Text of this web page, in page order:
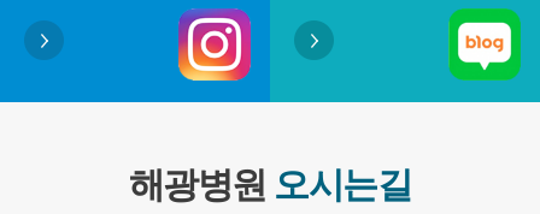
함께 모여 같은 아픔을 가진 가족
들과 따뜻한 공감을 나누었고서
로에게 힘이 되어주는 시간을 가
과 프로그램을 지속적으로 마련
하겠습니다.바쁘신 가운데 참석
을 느낄 수 있었습니다.그림을 그
리는 동안에는 자연스럽게 집중
하고, 작품을 나누는 시간에는 서
는 다양한 미술치료 프로그램을
통해 회원분들이 즐겁게 참여하
해광병원 오시는길